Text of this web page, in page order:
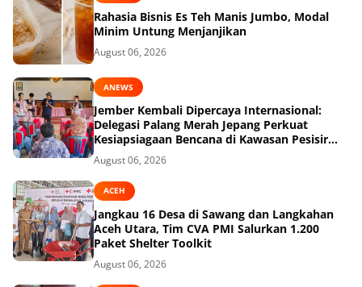
Rahasia Bisnis Es Teh Manis Jumbo, Modal
Minim Untung Menjanjikan
August 06, 2026
ANEWS
Jember Kembali Dipercaya Internasional:
Delegasi Palang Merah Jepang Perkuat
Kesiapsiagaan Bencana di Kawasan Pesisir
dan Sekolah
August 06, 2026
ACEH
Jangkau 16 Desa di Sawang dan Langkahan
Aceh Utara, Tim CVA PMI Salurkan 1.200
Paket Shelter Toolkit
August 06, 2026